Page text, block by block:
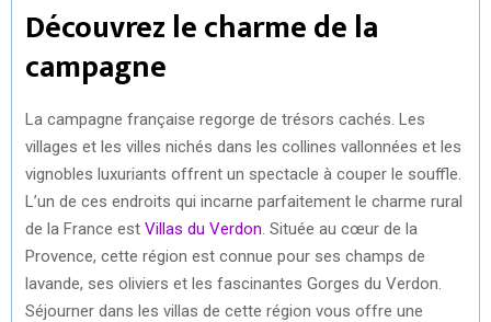
Découvrez le charme de la
campagne
La campagne française regorge de trésors cachés. Les
villages et les villes nichés dans les collines vallonnées et les
vignobles luxuriants offrent un spectacle à couper le souffle.
L’un de ces endroits qui incarne parfaitement le charme rural
de la France est Villas du Verdon . Située au cœur de la
Provence, cette région est connue pour ses champs de
lavande, ses oliviers et les fascinantes Gorges du Verdon.
Séjourner dans les villas de cette région vous offre une